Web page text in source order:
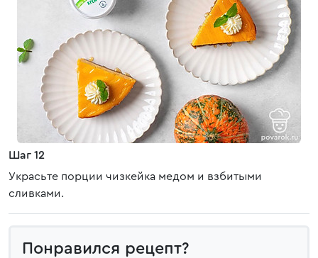
Шаг 12
Украсьте порции чизкейка медом и взбитыми
сливками.
Понравился рецепт?